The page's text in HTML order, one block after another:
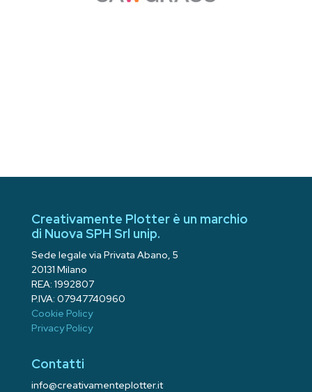
Creativamente Plotter è un marchio
di Nuova SPH Srl unip.
Sede legale via Privata Abano, 5
20131 Milano
REA: 1992807
P.IVA: 07947740960
Cookie Policy
Privacy Policy
Contatti
info@creativamenteplotter.it